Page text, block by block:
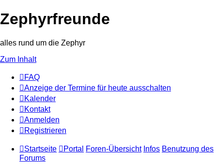
Zephyrfreunde
alles rund um die Zephyr
Zum Inhalt
FAQ
Anzeige der Termine für heute ausschalten
Kalender
Kontakt
Anmelden
Registrieren
Startseite Portal Foren-Übersicht Infos Benutzung des
Forums